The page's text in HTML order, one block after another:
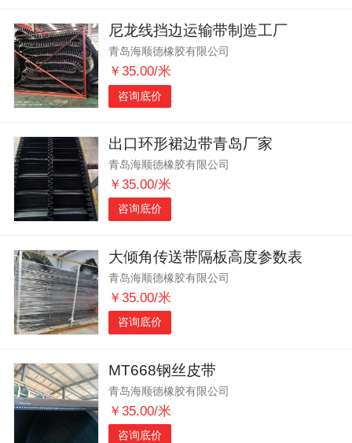
尼龙线挡边运输带制造工厂
青岛海顺德橡胶有限公司
￥35.00/米
咨询底价
出口环形裙边带青岛厂家
青岛海顺德橡胶有限公司
￥35.00/米
咨询底价
大倾角传送带隔板高度参数表
青岛海顺德橡胶有限公司
￥35.00/米
咨询底价
MT668钢丝皮带
青岛海顺德橡胶有限公司
￥35.00/米
咨询底价